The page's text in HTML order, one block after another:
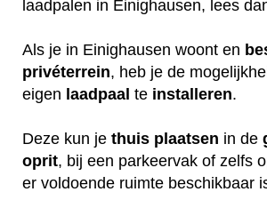
laadpalen in Einighausen, lees
Als je in Einighausen woont en
privéterrein, heb je de
eigen laadpaal te installeren.
Deze kun je thuis plaatsen in de
oprit, bij een parkeervak of zelfs
er voldoende ruimte beschikbaar